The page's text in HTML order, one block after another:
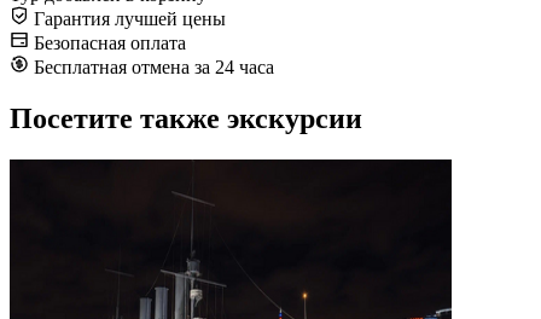
Гарантия лучшей цены
Безопасная оплата
Бесплатная отмена за 24 часа
Посетите также экскурсии